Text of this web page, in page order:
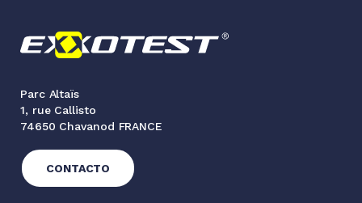
Parc Altaïs
1, rue Callisto
74650 Chavanod FRANCE
CONTACTO